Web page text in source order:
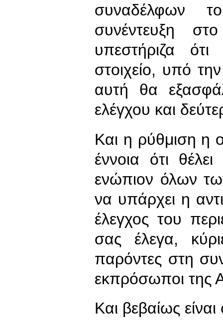
συναδέλφων
συνέντευξη
υπεστήριζα
στοιχείο, υπό
αυτή θα
ελέγχου και
Και η ρύθμιση η
έννοια ότι
ενώπιον όλων
να υπάρχει η
έλεγχος του
σας έλεγα,
παρόντες στη
εκπρόσωποι της
Και βεβαίως